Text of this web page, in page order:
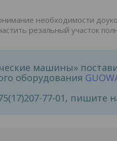
необходимости
резальный участок
машины»
оборудования
77-01, пишите